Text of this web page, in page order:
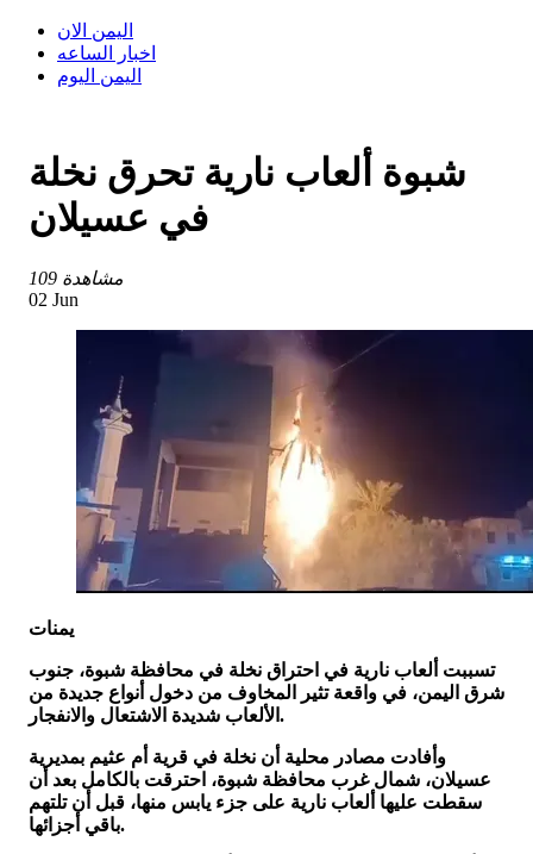
اليمن الان
اخبار الساعه
اليمن اليوم
شبوة ألعاب نارية تحرق نخلة
في عسيلان
109 مشاهدة
02 Jun
يمنات
تسببت ألعاب نارية في احتراق نخلة في محافظة شبوة، جنوب
شرق اليمن، في واقعة تثير المخاوف من دخول أنواع جديدة من
الألعاب شديدة الاشتعال والانفجار.
وأفادت مصادر محلية أن نخلة في قرية أم عثيم بمديرية
عسيلان، شمال غرب محافظة شبوة، احترقت بالكامل بعد أن
سقطت عليها ألعاب نارية على جزء يابس منها، قبل أن تلتهم
باقي أجزائها.